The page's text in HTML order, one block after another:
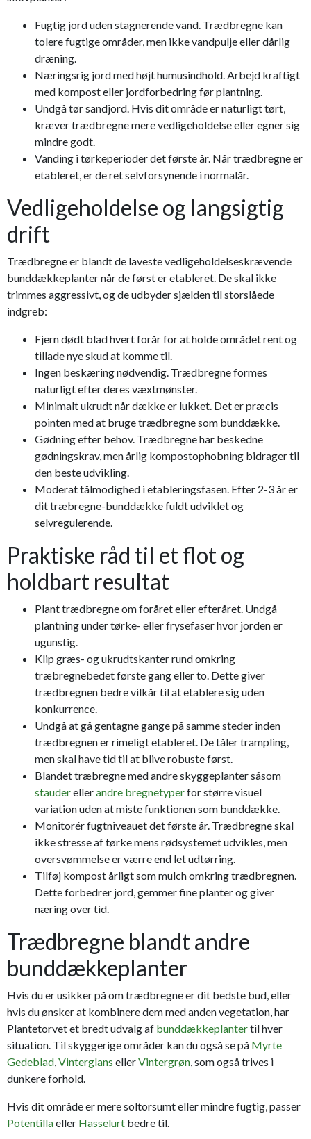
Fugtig jord uden stagnerende vand. Trædbregne kan
tolere fugtige områder, men ikke vandpulje eller dårlig
dræning.
Næringsrig jord med højt humusindhold. Arbejd kraftigt
med kompost eller jordforbedring før plantning.
Undgå tør sandjord. Hvis dit område er naturligt tørt,
kræver trædbregne mere vedligeholdelse eller egner sig
mindre godt.
Vanding i tørkeperioder det første år. Når trædbregne er
etableret, er de ret selvforsynende i normalår.
Vedligeholdelse og langsigtig
drift
Trædbregne er blandt de laveste vedligeholdelseskrævende
bunddækkeplanter når de først er etableret. De skal ikke
trimmes aggressivt, og de udbyder sjælden til storslåede
indgreb:
Fjern dødt blad hvert forår for at holde området rent og
tillade nye skud at komme til.
Ingen beskæring nødvendig. Trædbregne formes
naturligt efter deres væxtmønster.
Minimalt ukrudt når dække er lukket. Det er præcis
pointen med at bruge trædbregne som bunddække.
Gødning efter behov. Trædbregne har beskedne
gødningskrav, men årlig kompostophobning bidrager til
den beste udvikling.
Moderat tålmodighed i etableringsfasen. Efter 2-3 år er
dit træbregne-bunddække fuldt udviklet og
selvregulerende.
Praktiske råd til et flot og
holdbart resultat
Plant trædbregne om foråret eller efteråret. Undgå
plantning under tørke- eller frysefaser hvor jorden er
ugunstig.
Klip græs- og ukrudtskanter rund omkring
træbregnebedet første gang eller to. Dette giver
trædbregnen bedre vilkår til at etablere sig uden
konkurrence.
Undgå at gå gentagne gange på samme steder inden
trædbregnen er rimeligt etableret. De tåler trampling,
men skal have tid til at blive robuste først.
Blandet træbregne med andre skyggeplanter såsom
stauderellerandre bregnetyperfor større visuel
variation uden at miste funktionen som bunddække.
Monitorér fugtniveauet det første år. Trædbregne skal
ikke stresse af tørke mens rødsystemet udvikles, men
oversvømmelse er værre end let udtørring.
Tilføj kompost årligt som mulch omkring trædbregnen.
Dette forbedrer jord, gemmer fine planter og giver
næring over tid.
Trædbregne blandt andre
bunddækkeplanter
Hvis du er usikker på om trædbregne er dit bedste bud, eller
hvis du ønsker at kombinere dem med anden vegetation, har
Plantetorvet et bredt udvalg af bunddækkeplantertil hver
situation. Til skyggerige områder kan du også se på Myrte
Gedeblad,Vinterglans ellerVintergrøn, som også trives i
dunkere forhold.
Hvis dit område er mere soltorsumt eller mindre fugtig, passer
Potentillaeller Hasselurt bedre til.